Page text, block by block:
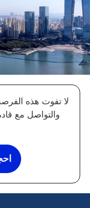
لا تفوت هذه
والتواصل مع